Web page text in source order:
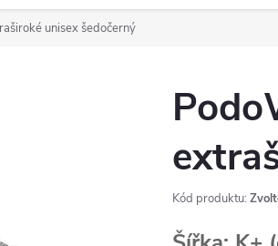
unisex šedočerný
Kód produktu: